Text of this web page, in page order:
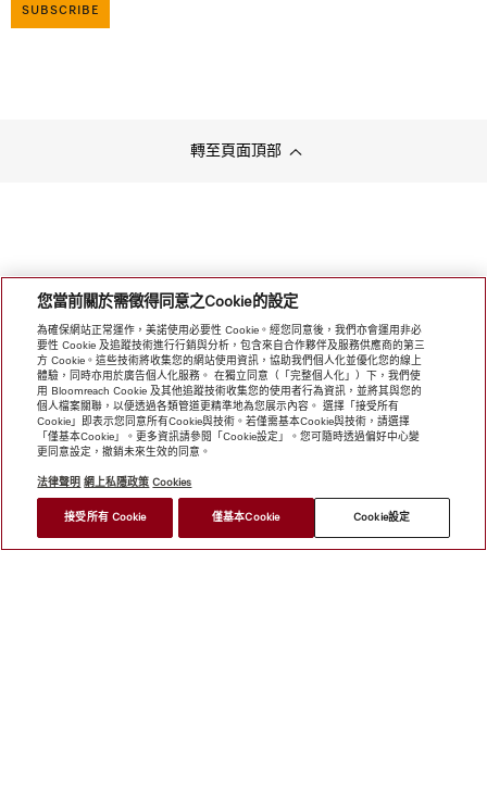
SUBSCRIBE
轉至頁面頂部
您當前關於需徵得同意之Cookie的設定
為確保網站正常運作，美諾使用必要性 Cookie。經您同意後，我們亦會運用非必
要性 Cookie 及追蹤技術進行行銷與分析，包含來自合作夥伴及服務供應商的第三
方 Cookie。這些技術將收集您的網站使用資訊，協助我們個人化並優化您的線上
體驗，同時亦用於廣告個人化服務。 在獨立同意（「完整個人化」）下，我們使
用 Bloomreach Cookie 及其他追蹤技術收集您的使用者行為資訊，並將其與您的
個人檔案關聯，以便透過各類管道更精準地為您展示內容。 選擇「接受所有
Cookie」即表示您同意所有Cookie與技術。若僅需基本Cookie與技術，請選擇
「僅基本Cookie」。更多資訊請參閱「Cookie設定」。您可隨時透過偏好中心變
更同意設定，撤銷未來生效的同意。
法律聲明 網上私隱政策 Cookies
接受所有 Cookie 僅基本Cookie Cookie設定